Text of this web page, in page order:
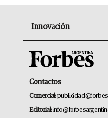
Innovación
Contactos
Comercial:
Editorial: